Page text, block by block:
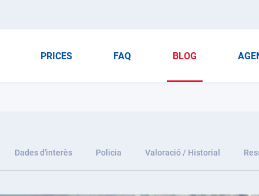
PRICES FAQ BLOG
Dades d'interès Policia Valoració / Historial